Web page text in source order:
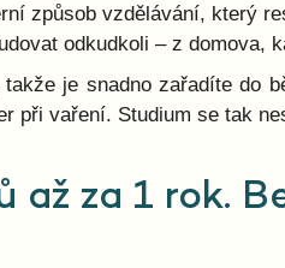
způsob vzdělávání, který
odkudkoli – z domova,
je snadno zařadíte do
při vaření. Studium se tak
až za 1 rok.